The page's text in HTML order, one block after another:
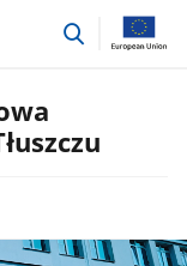
przejdź